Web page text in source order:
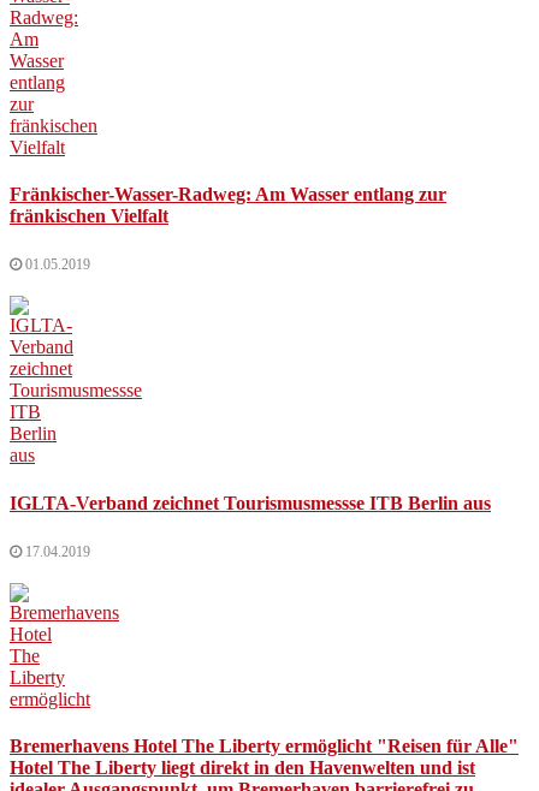
Fränkischer-Wasser-Radweg: Am Wasser entlang zur
fränkischen Vielfalt
01.05.2019
IGLTA-Verband zeichnet Tourismusmessse ITB Berlin aus
17.04.2019
Bremerhavens Hotel The Liberty ermöglicht "Reisen für Alle"
Hotel The Liberty liegt direkt in den Havenwelten und ist